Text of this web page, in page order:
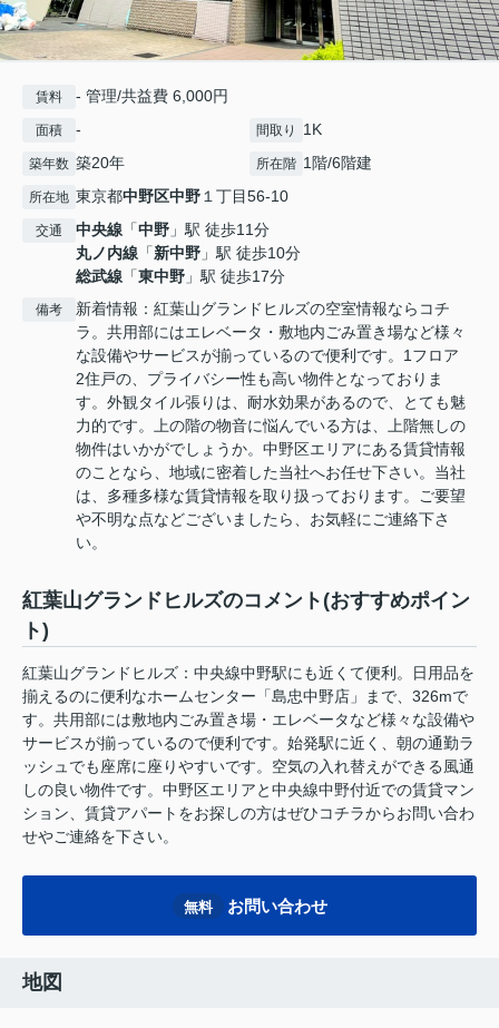
賃料 - 管理/共益費 6,000円
面積 - 間取り 1K
築年数 築20年 所在階 1階/6階建
所在地 東京都中野区中野 １丁目56-10
交通 中央線 「中野 」駅 徒歩11分
丸ノ内線 「新中野 」駅 徒歩10分
総武線 「東中野 」駅 徒歩17分
備考
新着情報：紅葉山グランドヒルズの空室情報ならコチ
ラ。共用部にはエレベータ・敷地内ごみ置き場など様々
な設備やサービスが揃っているので便利です。1フロア
2住戸の、プライバシー性も高い物件となっておりま
す。外観タイル張りは、耐水効果があるので、とても魅
力的です。上の階の物音に悩んでいる方は、上階無しの
物件はいかがでしょうか。中野区エリアにある賃貸情報
のことなら、地域に密着した当社へお任せ下さい。当社
は、多種多様な賃貸情報を取り扱っております。ご要望
や不明な点などございましたら、お気軽にご連絡下さ
い。
紅葉山グランドヒルズのコメント(おすすめポイン
ト)
紅葉山グランドヒルズ：中央線中野駅にも近くて便利。日用品を
揃えるのに便利なホームセンター「島忠中野店」まで、326mで
す。共用部には敷地内ごみ置き場・エレベータなど様々な設備や
サービスが揃っているので便利です。始発駅に近く、朝の通勤ラ
ッシュでも座席に座りやすいです。空気の入れ替えができる風通
しの良い物件です。中野区エリアと中央線中野付近での賃貸マン
ション、賃貸アパートをお探しの方はぜひコチラからお問い合わ
せやご連絡を下さい。
無料 お問い合わせ
地図